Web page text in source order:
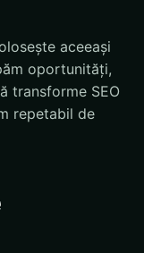
aceeași
oportunități,
transforme SEO
repetabil de